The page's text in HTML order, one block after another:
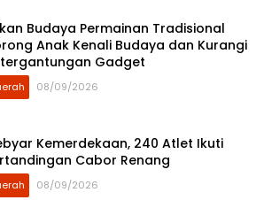
Budaya Permainan Tradisional
Anak Kenali Budaya dan Kurangi
Gadget
08/09/2026
Kemerdekaan, 240 Atlet Ikuti
Cabor Renang
08/09/2026